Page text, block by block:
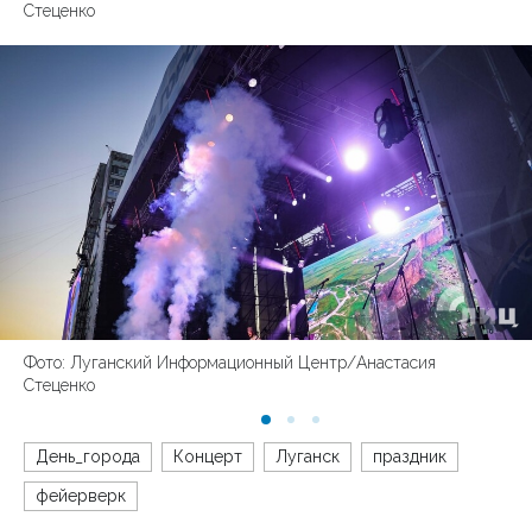
Стеценко
Фото: Луганский Информационный Центр/Анастасия
Стеценко
День_города Концерт Луганск праздник
фейерверк